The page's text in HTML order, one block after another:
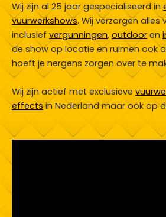
Wij zijn al 25 jaar gespecialiseerd in
vuurwerkshows. Wij verzorgen alles
inclusief vergunningen, outdoor en
de show op locatie en ruimen ook
hoeft je nergens zorgen over te
Wij zijn actief met exclusieve
effectsin Nederland maar ook op